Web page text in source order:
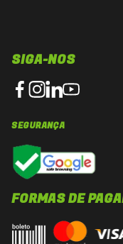
SIGA-NOS
SEGURANÇA
FORMAS DE